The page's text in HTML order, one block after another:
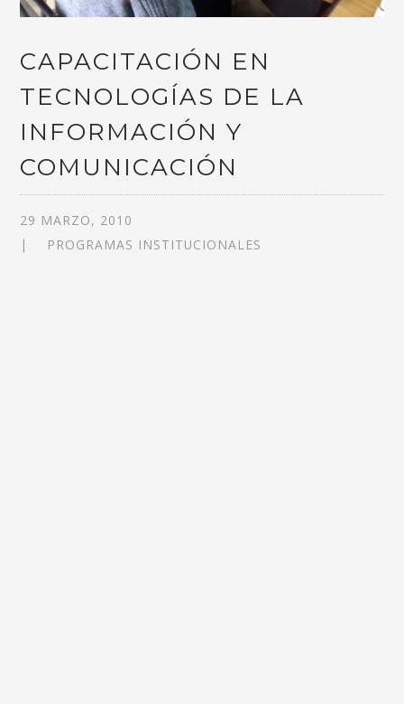
CAPACITACIÓN EN
TECNOLOGÍAS DE LA
INFORMACIÓN Y
COMUNICACIÓN
29 MARZO, 2010
PROGRAMAS INSTITUCIONALES